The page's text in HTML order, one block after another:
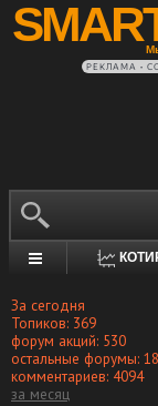
РЕКЛАМА •
За сегодня
Топиков: 369
форум акций: 530
остальные форумы:
комментариев: 4094
за месяц